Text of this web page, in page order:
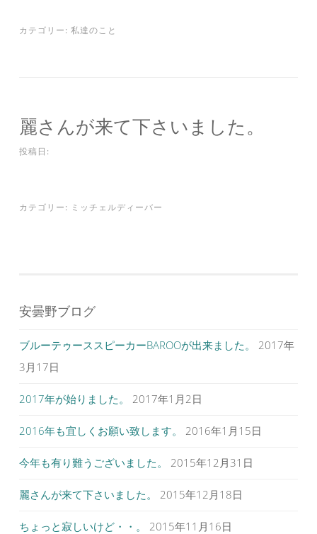
カテゴリー: 私達のこと
麗さんが来て下さいました。
投稿日:
カテゴリー: ミッチェルディーバー
安曇野ブログ
ブルーテゥーススピーカーBAROOが出来ました。
2017年
3月17日
2017年が始りました。 2017年1月2日
2016年も宜しくお願い致します。 2016年1月15日
今年も有り難うございました。 2015年12月31日
麗さんが来て下さいました。 2015年12月18日
ちょっと寂しいけど・・。 2015年11月16日